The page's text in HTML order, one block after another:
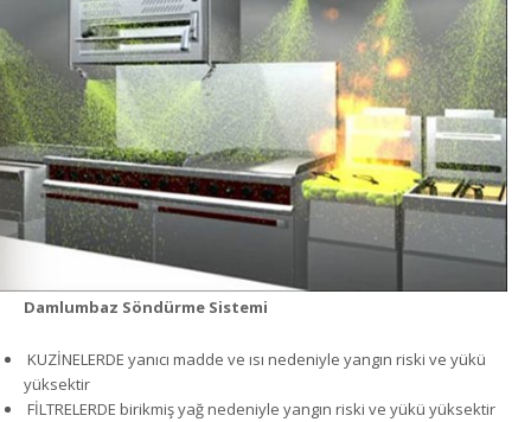
Damlumbaz Söndürme Sistemi
KUZİNELERDE yanıcı madde ve ısı nedeniyle yangın riski ve yükü
yüksektir
FİLTRELERDE birikmiş yağ nedeniyle yangın riski ve yükü yüksektir